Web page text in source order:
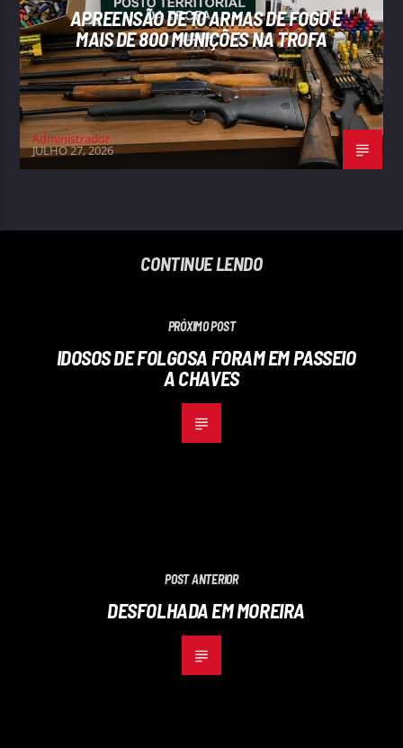
APREENSÃO DE 10 ARMAS DE FOGO E
MAIS DE 800 MUNIÇÕES NA TROFA
Administrador
JULHO 27, 2026
CONTINUE LENDO
PRÓXIMO POST
IDOSOS DE FOLGOSA FORAM EM PASSEIO
A CHAVES
POST ANTERIOR
DESFOLHADA EM MOREIRA